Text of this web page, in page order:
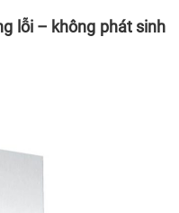
lỗi – không phát sinh